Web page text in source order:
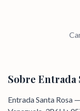
Sobre Entrada
Entrada Santa Rosa